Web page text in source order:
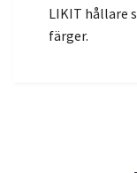
LIKIT hållare
färger.